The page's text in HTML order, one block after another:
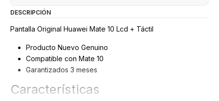
DESCRIPCIÓN
Pantalla Original Huawei Mate 10 Lcd + Táctil
Producto Nuevo Genuino
Compatible con Mate 10
Garantizados 3 meses
Características